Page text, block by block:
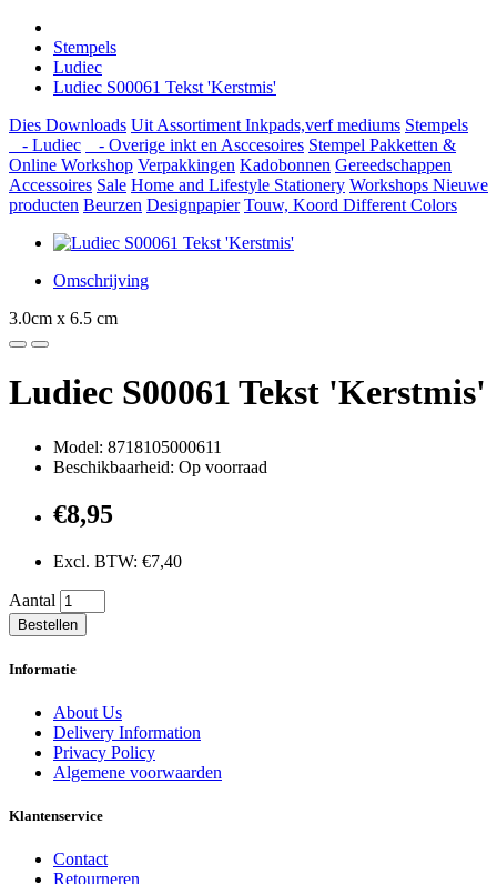
Stempels
Ludiec
Ludiec S00061 Tekst 'Kerstmis'
Dies Downloads Uit Assortiment Inkpads,verf mediums Stempels
- Ludiec
- Overige inkt en Asccesoires Stempel Pakketten &
Online Workshop Verpakkingen Kadobonnen Gereedschappen
Accessoires Sale Home and Lifestyle Stationery Workshops Nieuwe
producten Beurzen Designpapier Touw, Koord Different Colors
Omschrijving
3.0cm x 6.5 cm
Ludiec S00061 Tekst 'Kerstmis'
Model: 8718105000611
Beschikbaarheid: Op voorraad
€8,95
Excl. BTW: €7,40
Aantal
Bestellen
Informatie
About Us
Delivery Information
Privacy Policy
Algemene voorwaarden
Klantenservice
Contact
Retourneren